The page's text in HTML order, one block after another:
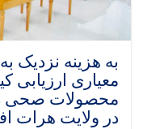
مراکز
صحی
مختلف
در
ولایت
پکتیا
نظارت
به
معیاری ارزیابی
محصولات صحی
در ولایت هرات